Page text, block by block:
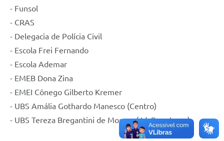
- Funsol
- CRAS
- Delegacia de Polícia Civil
- Escola Frei Fernando
- Escola Ademar
- EMEB Dona Zina
- EMEI Cônego Gilberto Kremer
- UBS Amália Gothardo Manesco (Centro)
- UBS Tereza Bregantini de Moraes (Jd. BomJesus)